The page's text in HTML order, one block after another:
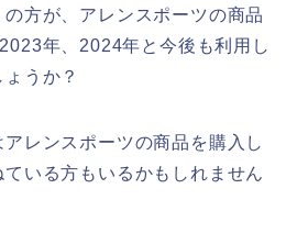
方が、アレンスポーツの商品
年、2024年と今後も利用し
うか？
レンスポーツの商品を購入し
いる方もいるかもしれません